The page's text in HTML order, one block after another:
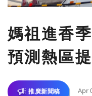
媽祖進香
預測熱區
推廣新聞稿 Apr